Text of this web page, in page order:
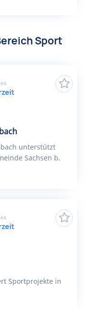
Sport
unterstützt
Sachsen b.
Sportprojekte in